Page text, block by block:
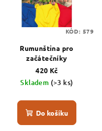
Rumunština pro
začátečníky
420 Kč
Skladem (>3 ks)
Do košíku
KÓD: 579